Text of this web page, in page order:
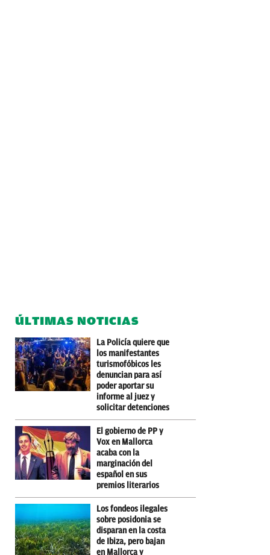
ÚLTIMAS NOTICIAS
La Policía quiere que
los manifestantes
turismofóbicos les
denuncian para así
poder aportar su
informe al juez y
solicitar detenciones
El gobierno de PP y
Vox en Mallorca
acaba con la
marginación del
español en sus
premios literarios
Los fondeos ilegales
sobre posidonia se
disparan en la costa
de Ibiza, pero bajan
en Mallorca y